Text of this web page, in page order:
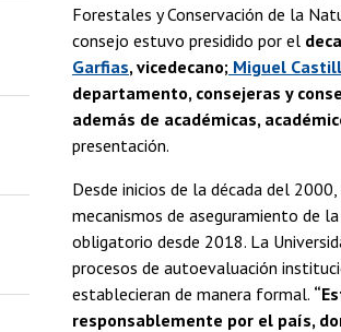
Forestales y Conservación de la
consejo estuvo presidido por el
Garfias, vicedecano; Miguel
departamento, consejeras y
además de académicas,
presentación.
Desde inicios de la década del
mecanismos de aseguramiento de
obligatorio desde 2018. La
procesos de autoevaluación
establecieran de manera formal.
responsablemente por el país,